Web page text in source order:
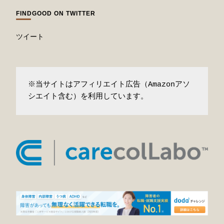
FINDGOOD ON TWITTER
ツイート
※当サイトはアフィリエイト広告（Amazonアソ
シエイト含む）を利用しています。